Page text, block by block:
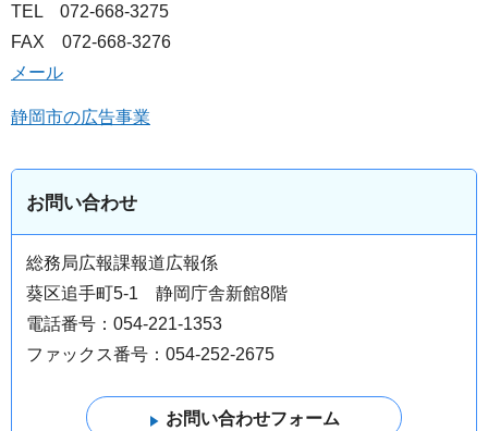
TEL 072-668-3275
FAX 072-668-3276
メール
静岡市の広告事業
お問い合わせ
総務局広報課報道広報係
葵区追手町5-1 静岡庁舎新館8階
電話番号：054-221-1353
ファックス番号：054-252-2675